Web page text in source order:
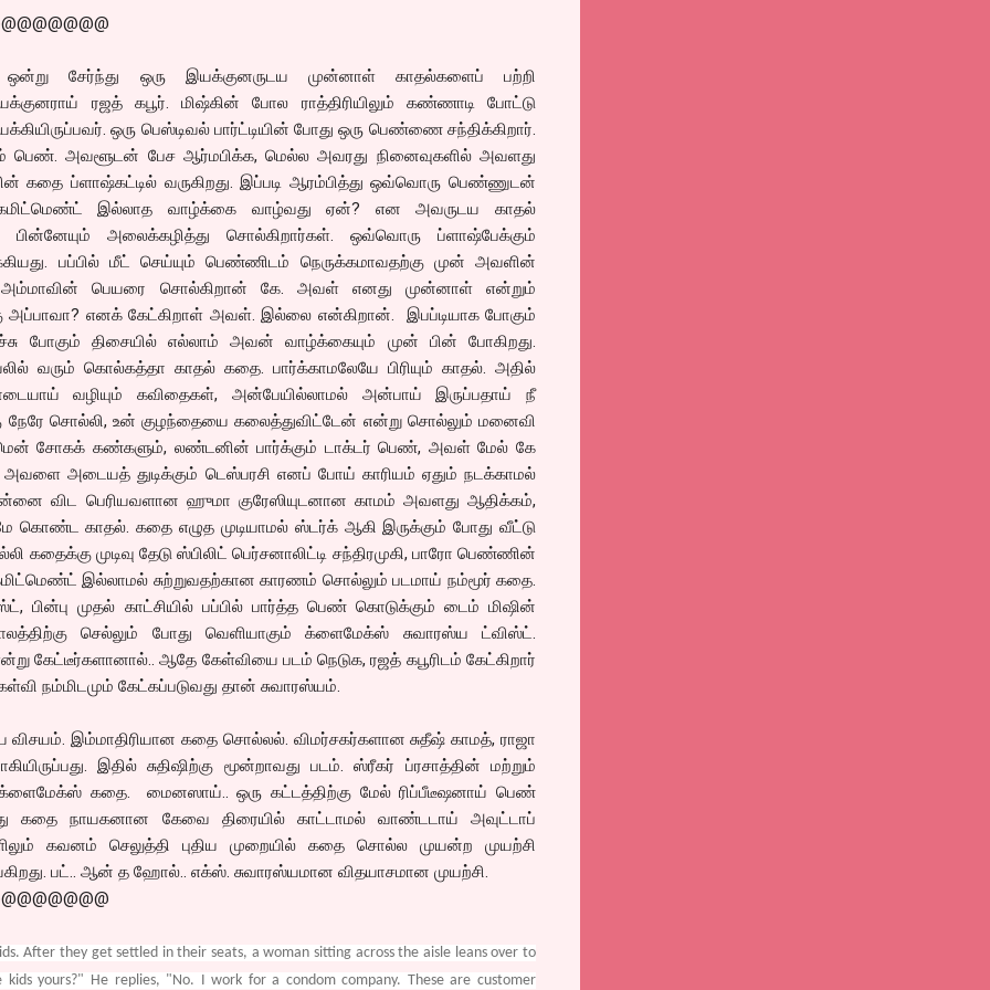
சேர்ந்து ஒரு இயக்குனருடய முன்னாள் காதல்களைப் பற்றி
ரஜத் கபூர். மிஷ்கின் போல ராத்திரியிலும் கண்ணாடி போட்டு
ஒரு பெஸ்டிவல் பார்ட்டியின் போது ஒரு பெண்ணை சந்திக்கிறார்.
பெண். அவளூடன் பேச ஆர்மபிக்க, மெல்ல அவரது நினைவுகளில் அவளது
கதை ப்ளாஷ்கட்டில் வருகிறது. இப்படி ஆரம்பித்து ஒவ்வொரு பெண்ணுடன்
கமிட்மெண்ட் இல்லாத வாழ்க்கை வாழ்வது ஏன்? என அவருடய காதல்
பின்னேயும் அலைக்கழித்து சொல்கிறார்கள். ஒவ்வொரு ப்ளாஷ்பேக்கும்
பப்பில் மீட் செய்யும் பெண்ணிடம் நெருக்கமாவதற்கு முன் அவளின்
அம்மாவின் பெயரை சொல்கிறான் கே. அவள் எனது முன்னாள் என்றும்
எனக் கேட்கிறாள் அவள். இல்லை என்கிறான். இபப்டியாக போகும்
போகும் திசையில் எல்லாம் அவன் வாழ்க்கையும் முன் பின் போகிறது.
வரும் கொல்கத்தா காதல் கதை. பார்க்காமலேயே பிரியும் காதல். அதில்
வழியும் கவிதைகள், அன்பேயில்லாமல் அன்பாய் இருப்பதாய் நீ
நேரே சொல்லி, உன் குழந்தையை கலைத்துவிட்டேன் என்று சொல்லும் மனைவி
மென் சோகக் கண்களும், லண்டனின் பார்க்கும் டாக்டர் பெண், அவள் மேல் கே
அடையத் துடிக்கும் டெஸ்பரசி எனப் போய் காரியம் ஏதும் நடக்காமல்
விட பெரியவளான ஹுமா குரேஸியுடனான காமம் அவளது ஆதிக்கம்,
கொண்ட காதல். கதை எழுத முடியாமல் ஸ்டர்க் ஆகி இருக்கும் போது வீட்டு
கதைக்கு முடிவு தேடு ஸ்பிலிட் பெர்சனாலிட்டி சந்திரமுகி, பாரோ பெண்ணின்
இல்லாமல் சுற்றுவதற்கான காரணம் சொல்லும் படமாய் நம்மூர் கதை.
பின்பு முதல் காட்சியில் பப்பில் பார்த்த பெண் கொடுக்கும் டைம் மிஷின்
செல்லும் போது வெளியாகும் க்ளைமேக்ஸ் சுவாரஸ்ய ட்விஸ்ட்.
கேட்டீர்களானால்.. ஆதே கேள்வியை படம் நெடுக, ரஜத் கபூரிடம் கேட்கிறார்
நம்மிடமும் கேட்கப்படுவது தான் சுவாரஸ்யம்.
விசயம். இம்மாதிரியான கதை சொல்லல். விமர்சகர்களான சுதீஷ் காமத், ராஜா
இதில் சுதிஷிற்கு மூன்றாவது படம். ஸ்ரீகர் ப்ரசாத்தின் மற்றும்
கதை. மைனஸாய்.. ஒரு கட்டத்திற்கு மேல் ரிப்பீடீஷனாய் பெண்
கதை நாயகனான கேவை திரையில் காட்டாமல் வாண்டடாய் அவுட்டாப்
கவனம் செலுத்தி புதிய முறையில் கதை சொல்ல முயன்ற முயற்சி
பட்.. ஆன் த ஹோல்.. எக்ஸ். சுவாரஸ்யமான விதயாசமான முயற்சி.
After they get settled in their seats, a woman sitting across the aisle leans over to
yours?" He replies, "No. I work for a condom company. These are customer